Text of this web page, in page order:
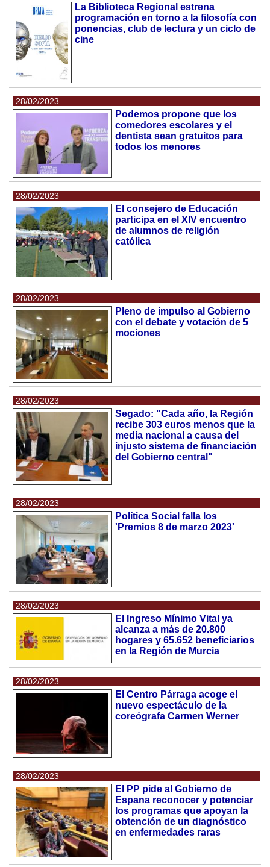
La Biblioteca Regional estrena
programación en torno a la filosofía con
ponencias, club de lectura y un ciclo de
cine
28/02/2023
Podemos propone que los
comedores escolares y el
dentista sean gratuitos para
todos los menores
28/02/2023
El consejero de Educación
participa en el XIV encuentro
de alumnos de religión
católica
28/02/2023
Pleno de impulso al Gobierno
con el debate y votación de 5
mociones
28/02/2023
Segado: "Cada año, la Región
recibe 303 euros menos que la
media nacional a causa del
injusto sistema de financiación
del Gobierno central"
28/02/2023
Política Social falla los
'Premios 8 de marzo 2023'
28/02/2023
El Ingreso Mínimo Vital ya
alcanza a más de 20.800
hogares y 65.652 beneficiarios
en la Región de Murcia
28/02/2023
El Centro Párraga acoge el
nuevo espectáculo de la
coreógrafa Carmen Werner
28/02/2023
El PP pide al Gobierno de
Espana reconocer y potenciar
los programas que apoyan la
obtención de un diagnóstico
en enfermedades raras